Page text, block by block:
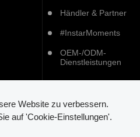
Händler & Partner
#InstarMoments
OEM-/ODM-
Dienstleistungen
Website zu verbessern.
auf 'Cookie-Einstellungen'.